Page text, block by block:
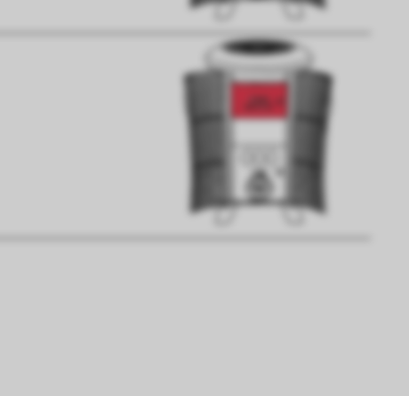
uns zu verstehen, wie Besucher*innen mit
Informationen über ihr Verhalten anonym